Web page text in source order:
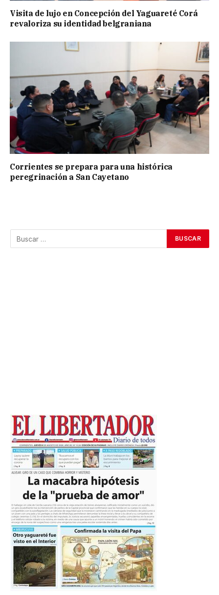
Visita de lujo en Concepción del Yaguareté Corá
revaloriza su identidad belgraniana
Corrientes se prepara para una histórica
peregrinación a San Cayetano